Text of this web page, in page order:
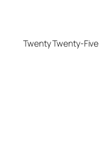
Twenty Twenty-Five